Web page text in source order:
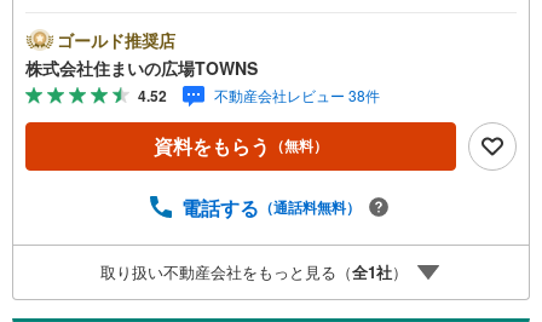
討の方におすすめです。土地面積は226.95平米（公簿）と
なっております。住宅用地なので、周辺環境が新しい住ま
いを建てるのに適しています。【年中無休/9:00～21:00】
人気物件は特にお問い合わせが集中するため、お早めにお
電話下さい。「室内・現地を見学する」ボタンよりご予約
頂くとご見学がスムーズです。■その他、各種ご相談も承っ
レーション■住まいの広場TOWNSからお客様へ経験豊富な
て頂きます！ /他社様掲載物件も併せてご紹介可能ですので
お気軽にお問い合わせ下さい♪駐車場もございますので、
お車でのお越しも大歓迎です！
ゴールド推奨店
株式会社住まいの広場TOWNS
4.52 不動産会社レビュー 38件
資料をもらう （無料）
電話する （通話料無料）
取り扱い不動産会社をもっと見る（全1社）